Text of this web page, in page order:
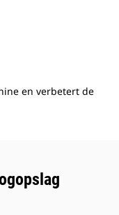
en verbetert de